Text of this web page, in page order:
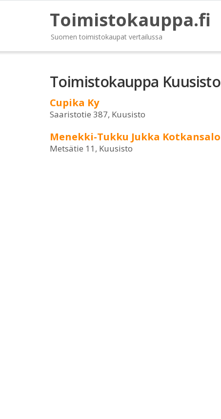
Toimistokauppa.fi
Suomen toimistokaupat vertailussa
Toimistokauppa Kuusisto
Cupika Ky
Saaristotie 387, Kuusisto
Menekki-Tukku Jukka Kotkansalo
Metsätie 11, Kuusisto